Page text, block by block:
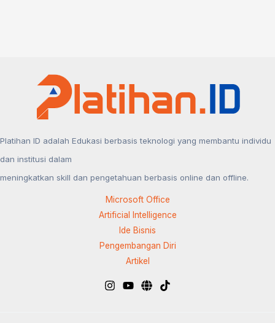
Platihan ID adalah Edukasi berbasis teknologi yang membantu individu
dan institusi dalam
meningkatkan skill dan pengetahuan berbasis online dan offline.
Microsoft Office
Artificial Intelligence
Ide Bisnis
Pengembangan Diri
Artikel